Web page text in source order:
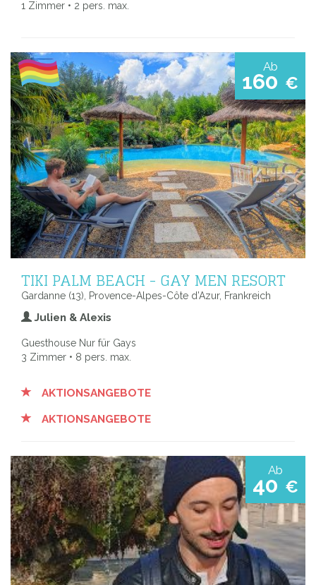
1 Zimmer • 2 pers. max.
Ab
160 €
TIKI PALM BEACH - GAY MEN RESORT
Gardanne (13), Provence-Alpes-Côte d’Azur, Frankreich
Julien & Alexis
Guesthouse Nur für Gays
3 Zimmer • 8 pers. max.
AKTIONSANGEBOTE
AKTIONSANGEBOTE
Ab
40 €